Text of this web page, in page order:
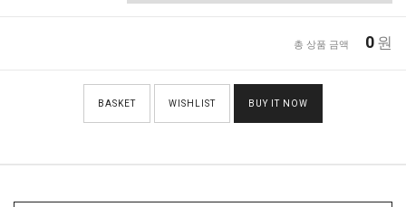
총 상품 금액 0 원
BASKET WISHLIST BUY IT NOW